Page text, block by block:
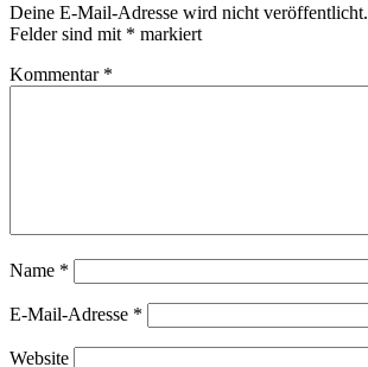
Deine E-Mail-Adresse wird nicht veröffentlicht.
Felder sind mit * markiert
Kommentar *
Name *
E-Mail-Adresse *
Website